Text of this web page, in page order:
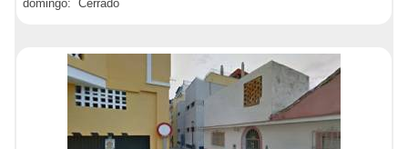
domingo: Cerrado